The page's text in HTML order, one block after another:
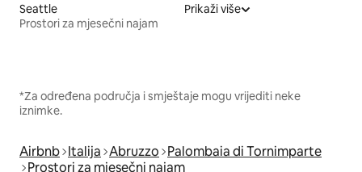
Seattle
Prostori za mjesečni najam
Prikaži više
*Za određena područja i smještaje mogu vrijediti neke
iznimke.
Airbnb Italija Abruzzo Palombaia di Tornimparte
Prostori za mjesečni najam